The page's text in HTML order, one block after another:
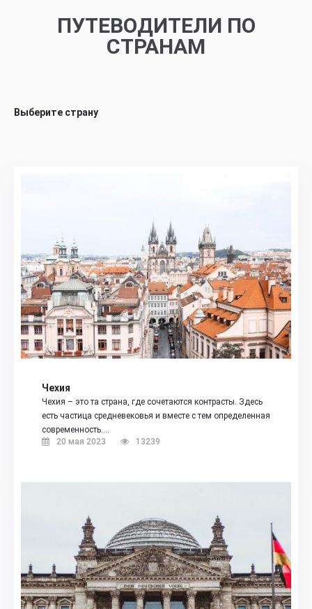
ПУТЕВОДИТЕЛИ ПО
СТРАНАМ
Выберите страну
Чехия
Чехия – это та страна, где сочетаются контрасты. Здесь
есть частица средневековья и вместе с тем определенная
современность.…
20 мая 2023
13239